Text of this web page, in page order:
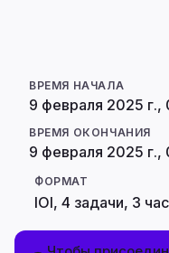
ВРЕМЯ НАЧАЛА
9 февраля 2025 г.,
ВРЕМЯ ОКОНЧАНИЯ
9 февраля 2025 г.,
ФОРМАТ
IOI, 4 задачи, 3